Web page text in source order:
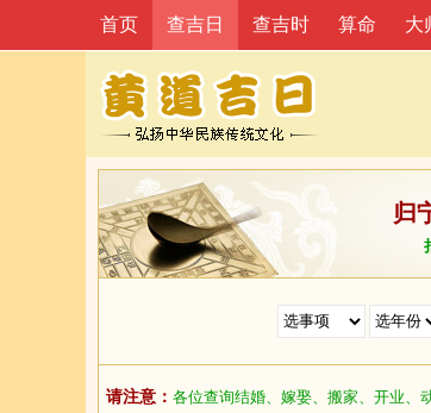
首页 查吉日 查吉时 算命 大
归
请注意： 各位查询结婚、嫁娶、搬家、开业、